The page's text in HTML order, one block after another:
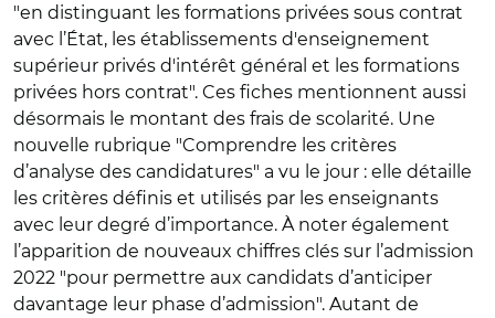
"en distinguant les formations privées sous contrat
avec l’État, les établissements d'enseignement
supérieur privés d'intérêt général et les formations
privées hors contrat". Ces fiches mentionnent aussi
désormais le montant des frais de scolarité. Une
nouvelle rubrique "Comprendre les critères
d’analyse des candidatures" a vu le jour : elle détaille
les critères définis et utilisés par les enseignants
avec leur degré d’importance. À noter également
l’apparition de nouveaux chiffres clés sur l’admission
2022 "pour permettre aux candidats d’anticiper
davantage leur phase d’admission". Autant de